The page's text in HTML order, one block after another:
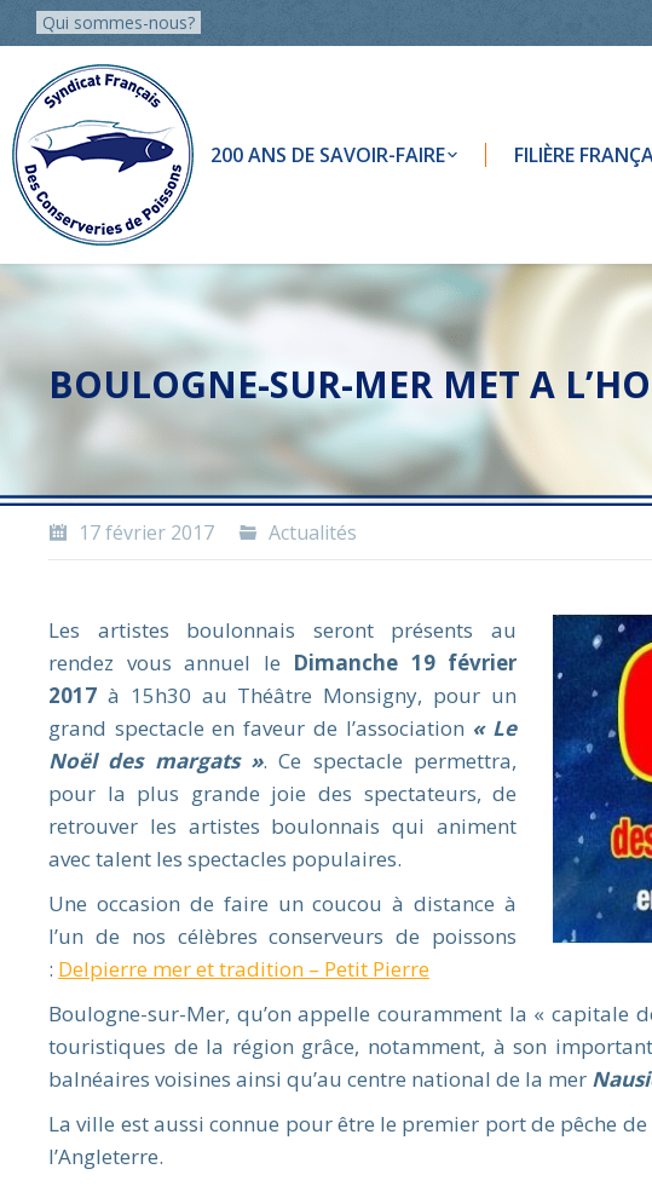
Qui sommes-nous?
200 ANS DE SAVOIR-FAIRE FILIÈRE
BOULOGNE-SUR-MER MET A
17 février 2017 Actualités
Les artistes boulonnais seront présents au
rendez vous annuel le Dimanche 19 février
2017 à 15h30 au Théâtre Monsigny, pour un
grand spectacle en faveur de l’association « Le
Noël des margats ». Ce spectacle permettra,
pour la plus grande joie des spectateurs, de
retrouver les artistes boulonnais qui animent
avec talent les spectacles populaires.
Une occasion de faire un coucou à distance à
l’un de nos célèbres conserveurs de poissons
: Delpierre mer et tradition – Petit Pierre
Boulogne-sur-Mer, qu’on appelle couramment la « capitale
touristiques de la région grâce, notamment, à son
balnéaires voisines ainsi qu’au centre national de la mer
La ville est aussi connue pour être le premier port de pêche
l’Angleterre.